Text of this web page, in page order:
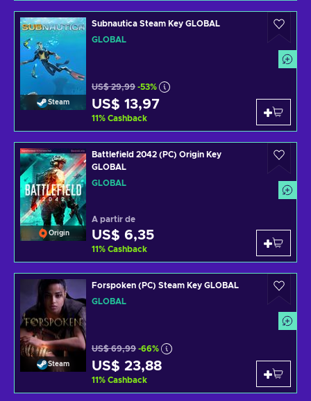
Steam
Subnautica Steam Key GLOBAL
GLOBAL
US$ 29,99 -53%
US$ 13,97
11% Cashback
Origin
Battlefield 2042 (PC) Origin Key
GLOBAL
GLOBAL
A partir de
US$ 6,35
11% Cashback
Steam
Forspoken (PC) Steam Key GLOBAL
GLOBAL
US$ 69,99 -66%
US$ 23,88
11% Cashback